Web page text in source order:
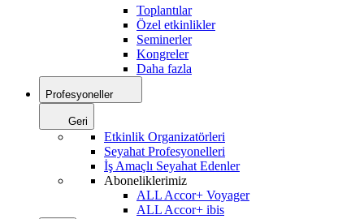
Toplantılar
Özel etkinlikler
Seminerler
Kongreler
Daha fazla
Profesyoneller
Geri
Etkinlik Organizatörleri
Seyahat Profesyonelleri
İş Amaçlı Seyahat Edenler
Aboneliklerimiz
ALL Accor+ Voyager
ALL Accor+ ibis